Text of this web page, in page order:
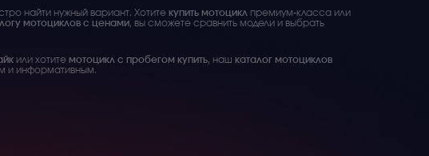
найти нужный вариант. Хотите купить мотоцикл премиум-класса или
мотоциклов с ценами, вы сможете сравнить модели и выбрать
или хотите мотоцикл с пробегом купить, наш каталог мотоциклов
и информативным.